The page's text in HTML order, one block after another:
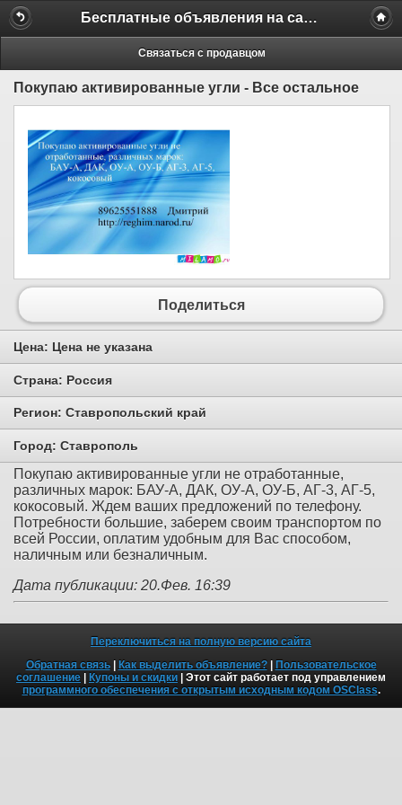
Бесплатные объявления на сайте MILAMO.ru
Связаться с продавцом
Покупаю активированные угли - Все остальное
Поделиться
Цена: Цена не указана
Страна: Россия
Регион: Ставропольский край
Город: Ставрополь
Покупаю активированные угли не отработанные,
различных марок: БАУ-А, ДАК, ОУ-А, ОУ-Б, АГ-3, АГ-5,
кокосовый. Ждем ваших предложений по телефону.
Потребности большие, заберем своим транспортом по
всей России, оплатим удобным для Вас способом,
наличным или безналичным.
Дата публикации: 20.Фев. 16:39
Переключиться на полную версию сайта
Обратная связь| Как выделить объявление?| Пользовательское
соглашение | Купоны и скидки | Этот сайт работает под управлением
программного обеспечения с открытым исходным кодом OSClass.